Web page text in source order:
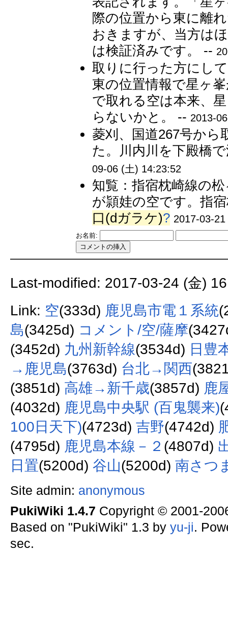
際の位置から東に離
おきますが、当方は
は検証済みです。 --
取りに行った方にし
東の位置情報で星ヶ
で取れる空は本来、
らないかと。 -- 2013-
菱刈、国道267号か
た。川内川を下殿橋
09-06 (土) 14:23:52
知覧：指宿枕崎線の
が頴娃の空です。指
口(dガラケ)? 2017-03-
お名前:
Last-modified: 2017-03-24 (金)
Link: 空(333d) 鹿児島市電１系統
島(3425d) コメント/空/薩摩
(3452d) 九州新幹線(3534d) 日豊
→鹿児島(3763d) 台北→関西
(3851d) 高雄→新千歳(3857d) 鹿
(4032d) 鹿児島中央駅 (百鬼襲来)
100日天下)(4723d) 吉野(4742d)
(4795d) 鹿児島本線－２ (4807d)
日置(5200d) 谷山(5200d) 南さつ
Site admin: anonymous
PukiWiki 1.4.7 Copyright © 2001-
Based on "PukiWiki" 1.3 by yu-ji.
sec.